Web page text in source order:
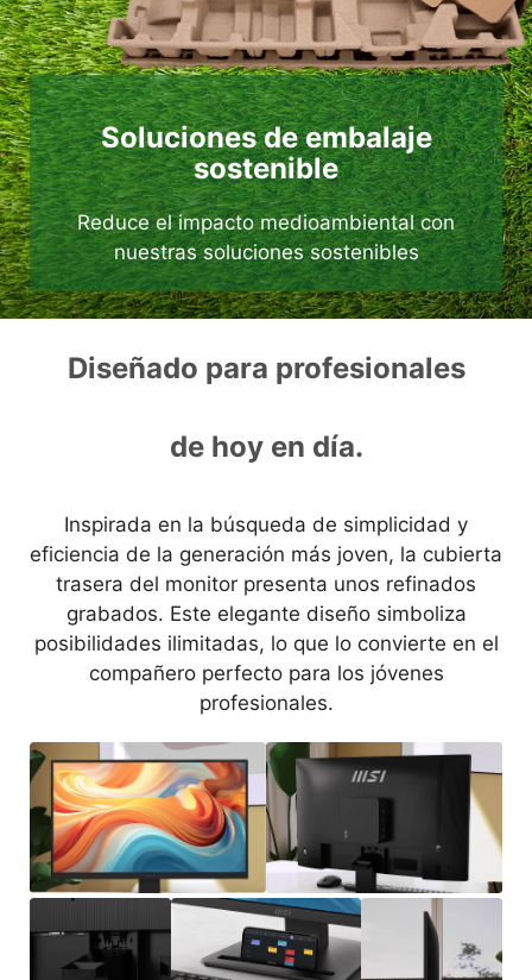
Soluciones de embalaje
sostenible
Reduce el impacto medioambiental con
nuestras soluciones sostenibles
Diseñado para profesionales
de hoy en día.
Inspirada en la búsqueda de simplicidad y
eficiencia de la generación más joven, la cubierta
trasera del monitor presenta unos refinados
grabados. Este elegante diseño simboliza
posibilidades ilimitadas, lo que lo convierte en el
compañero perfecto para los jóvenes
profesionales.